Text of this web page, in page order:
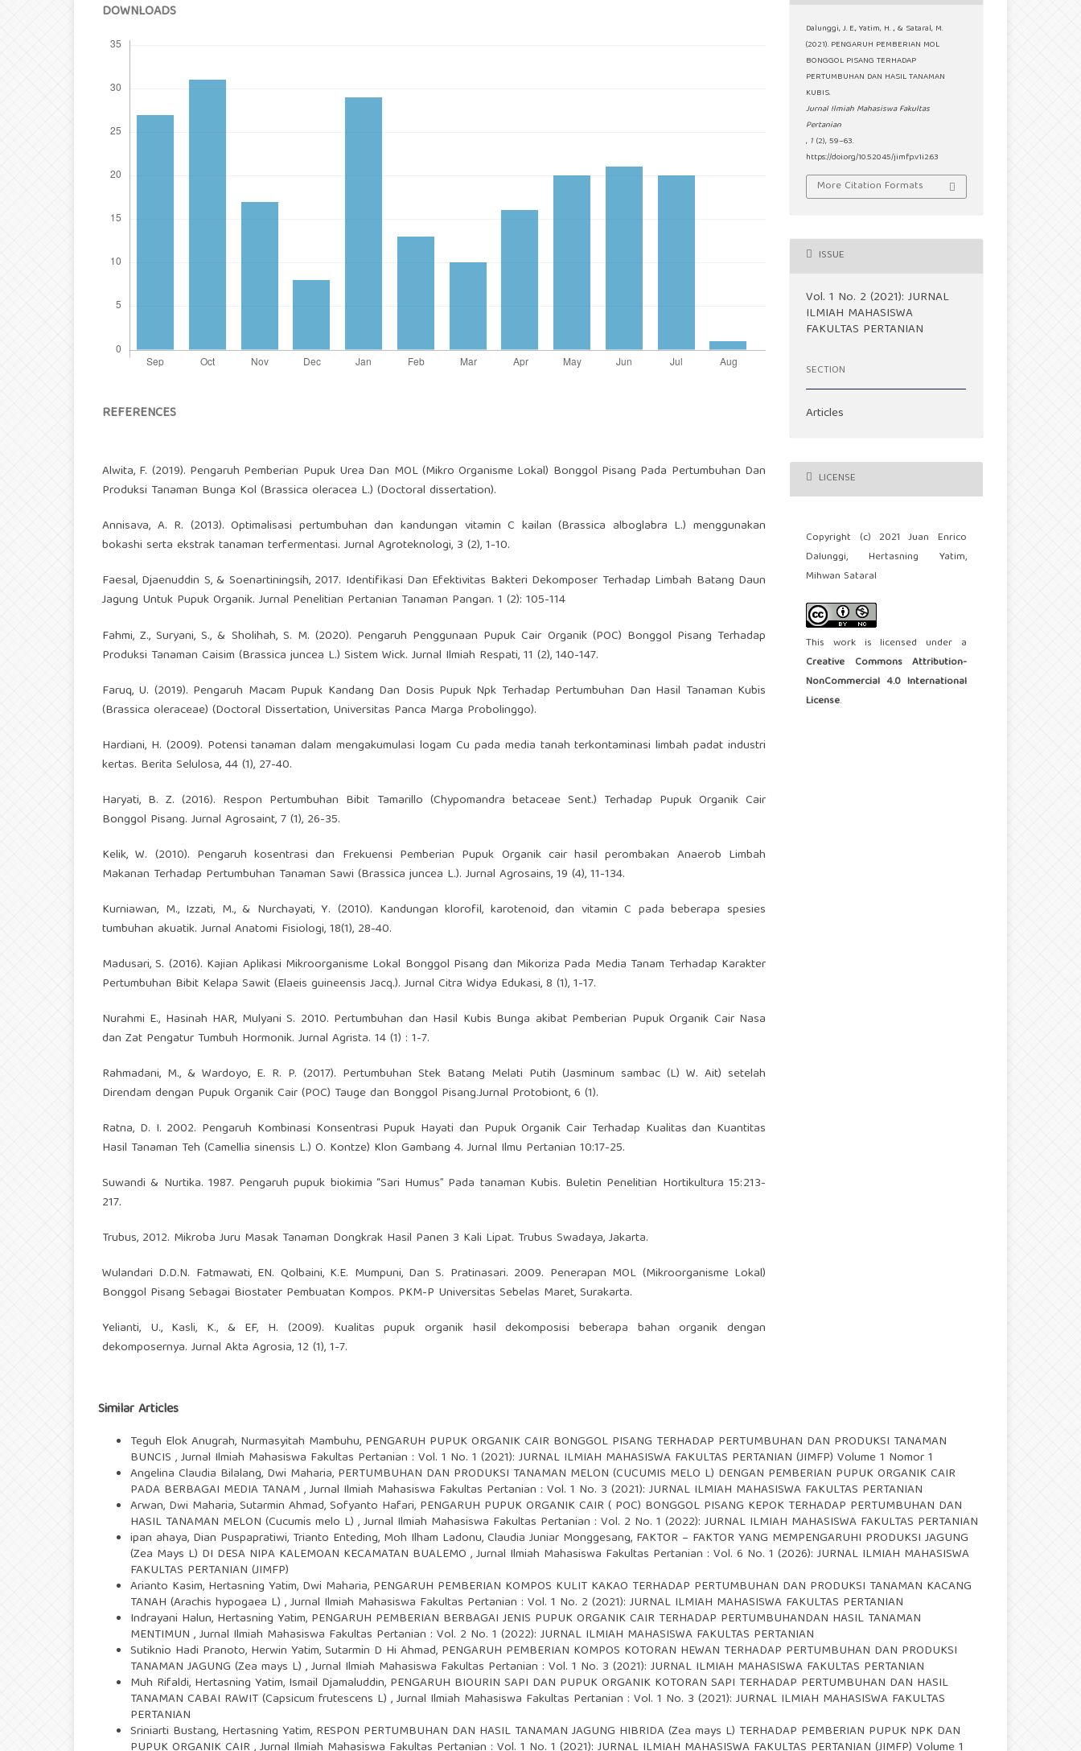
DOWNLOADS
REFERENCES
Alwita, F. (2019). Pengaruh Pemberian Pupuk Urea Dan MOL (Mikro Organisme Lokal) Bonggol Pisang Pada Pertumbuhan Dan
Produksi Tanaman Bunga Kol (Brassica oleracea L.) (Doctoral dissertation).
Annisava, A. R. (2013). Optimalisasi pertumbuhan dan kandungan vitamin C kailan (Brassica alboglabra L.) menggunakan
bokashi serta ekstrak tanaman terfermentasi. Jurnal Agroteknologi, 3 (2), 1-10.
Faesal, Djaenuddin S, & Soenartiningsih, 2017. Identifikasi Dan Efektivitas Bakteri Dekomposer Terhadap Limbah Batang Daun
Jagung Untuk Pupuk Organik. Jurnal Penelitian Pertanian Tanaman Pangan. 1 (2): 105-114
Fahmi, Z., Suryani, S., & Sholihah, S. M. (2020). Pengaruh Penggunaan Pupuk Cair Organik (POC) Bonggol Pisang Terhadap
Produksi Tanaman Caisim (Brassica juncea L.) Sistem Wick. Jurnal Ilmiah Respati, 11 (2), 140-147.
Faruq, U. (2019). Pengaruh Macam Pupuk Kandang Dan Dosis Pupuk Npk Terhadap Pertumbuhan Dan Hasil Tanaman Kubis
(Brassica oleraceae) (Doctoral Dissertation, Universitas Panca Marga Probolinggo).
Hardiani, H. (2009). Potensi tanaman dalam mengakumulasi logam Cu pada media tanah terkontaminasi limbah padat industri
kertas. Berita Selulosa, 44 (1), 27-40.
Haryati, B. Z. (2016). Respon Pertumbuhan Bibit Tamarillo (Chypomandra betaceae Sent.) Terhadap Pupuk Organik Cair
Bonggol Pisang. Jurnal Agrosaint, 7 (1), 26-35.
Kelik, W. (2010). Pengaruh kosentrasi dan Frekuensi Pemberian Pupuk Organik cair hasil perombakan Anaerob Limbah
Makanan Terhadap Pertumbuhan Tanaman Sawi (Brassica juncea L.). Jurnal Agrosains, 19 (4), 11-134.
Kurniawan, M., Izzati, M., & Nurchayati, Y. (2010). Kandungan klorofil, karotenoid, dan vitamin C pada beberapa spesies
tumbuhan akuatik. Jurnal Anatomi Fisiologi, 18(1), 28-40.
Madusari, S. (2016). Kajian Aplikasi Mikroorganisme Lokal Bonggol Pisang dan Mikoriza Pada Media Tanam Terhadap Karakter
Pertumbuhan Bibit Kelapa Sawit (Elaeis guineensis Jacq.). Jurnal Citra Widya Edukasi, 8 (1), 1-17.
Nurahmi E., Hasinah HAR, Mulyani S. 2010. Pertumbuhan dan Hasil Kubis Bunga akibat Pemberian Pupuk Organik Cair Nasa
dan Zat Pengatur Tumbuh Hormonik. Jurnal Agrista. 14 (1) : 1-7.
Rahmadani, M., & Wardoyo, E. R. P. (2017). Pertumbuhan Stek Batang Melati Putih (Jasminum sambac (L) W. Ait) setelah
Direndam dengan Pupuk Organik Cair (POC) Tauge dan Bonggol Pisang.Jurnal Protobiont, 6 (1).
Ratna, D. I. 2002. Pengaruh Kombinasi Konsentrasi Pupuk Hayati dan Pupuk Organik Cair Terhadap Kualitas dan Kuantitas
Hasil Tanaman Teh (Camellia sinensis L.) O. Kontze) Klon Gambang 4. Jurnal Ilmu Pertanian 10:17-25.
Suwandi & Nurtika. 1987. Pengaruh pupuk biokimia “Sari Humus” Pada tanaman Kubis. Buletin Penelitian Hortikultura 15:213-
217.
Trubus, 2012. Mikroba Juru Masak Tanaman Dongkrak Hasil Panen 3 Kali Lipat. Trubus Swadaya, Jakarta.
Wulandari D.D.N. Fatmawati, EN. Qolbaini, K.E. Mumpuni, Dan S. Pratinasari. 2009. Penerapan MOL (Mikroorganisme Lokal)
Bonggol Pisang Sebagai Biostater Pembuatan Kompos. PKM-P Universitas Sebelas Maret, Surakarta.
Yelianti, U., Kasli, K., & EF, H. (2009). Kualitas pupuk organik hasil dekomposisi beberapa bahan organik dengan
dekomposernya. Jurnal Akta Agrosia, 12 (1), 1-7.
Dalunggi, J. E., Yatim, H. ., & Sataral, M.
(2021). PENGARUH PEMBERIAN MOL
BONGGOL PISANG TERHADAP
PERTUMBUHAN DAN HASIL TANAMAN
KUBIS.
Jurnal Ilmiah Mahasiswa Fakultas
Pertanian
, 1 (2), 59–63.
https://doi.org/10.52045/jimfp.v1i2.63
More Citation Formats
ISSUE
Vol. 1 No. 2 (2021): JURNAL
ILMIAH MAHASISWA
FAKULTAS PERTANIAN
SECTION
Articles
LICENSE
Copyright (c) 2021 Juan Enrico
Dalunggi, Hertasning Yatim,
Mihwan Sataral
This work is licensed under a
Creative Commons Attribution-
NonCommercial 4.0 International
License.
Similar Articles
Teguh Elok Anugrah, Nurmasyitah Mambuhu, PENGARUH PUPUK ORGANIK CAIR BONGGOL PISANG TERHADAP PERTUMBUHAN DAN PRODUKSI TANAMAN
BUNCIS ,Jurnal Ilmiah Mahasiswa Fakultas Pertanian : Vol. 1 No. 1 (2021): JURNAL ILMIAH MAHASISWA FAKULTAS PERTANIAN (JIMFP) Volume 1 Nomor 1
Angelina Claudia Bilalang, Dwi Maharia, PERTUMBUHAN DAN PRODUKSI TANAMAN MELON (CUCUMIS MELO L) DENGAN PEMBERIAN PUPUK ORGANIK CAIR
PADA BERBAGAI MEDIA TANAM,Jurnal Ilmiah Mahasiswa Fakultas Pertanian : Vol. 1 No. 3 (2021): JURNAL ILMIAH MAHASISWA FAKULTAS PERTANIAN
Arwan, Dwi Maharia, Sutarmin Ahmad, Sofyanto Hafari, PENGARUH PUPUK ORGANIK CAIR ( POC) BONGGOL PISANG KEPOK TERHADAP PERTUMBUHAN DAN
HASIL TANAMAN MELON (Cucumis melo L) ,Jurnal Ilmiah Mahasiswa Fakultas Pertanian : Vol. 2 No. 1 (2022): JURNAL ILMIAH MAHASISWA FAKULTAS PERTANIAN
ipan ahaya, Dian Puspapratiwi, Trianto Enteding, Moh Ilham Ladonu, Claudia Juniar Monggesang, FAKTOR – FAKTOR YANG MEMPENGARUHI PRODUKSI JAGUNG
(Zea Mays L) DI DESA NIPA KALEMOAN KECAMATAN BUALEMO ,Jurnal Ilmiah Mahasiswa Fakultas Pertanian : Vol. 6 No. 1 (2026): JURNAL ILMIAH MAHASISWA
FAKULTAS PERTANIAN (JIMFP)
Arianto Kasim, Hertasning Yatim, Dwi Maharia, PENGARUH PEMBERIAN KOMPOS KULIT KAKAO TERHADAP PERTUMBUHAN DAN PRODUKSI TANAMAN KACANG
TANAH (Arachis hypogaea L) ,Jurnal Ilmiah Mahasiswa Fakultas Pertanian : Vol. 1 No. 2 (2021): JURNAL ILMIAH MAHASISWA FAKULTAS PERTANIAN
Indrayani Halun, Hertasning Yatim, PENGARUH PEMBERIAN BERBAGAI JENIS PUPUK ORGANIK CAIR TERHADAP PERTUMBUHANDAN HASIL TANAMAN
MENTIMUN ,Jurnal Ilmiah Mahasiswa Fakultas Pertanian : Vol. 2 No. 1 (2022): JURNAL ILMIAH MAHASISWA FAKULTAS PERTANIAN
Sutiknio Hadi Pranoto, Herwin Yatim, Sutarmin D Hi Ahmad, PENGARUH PEMBERIAN KOMPOS KOTORAN HEWAN TERHADAP PERTUMBUHAN DAN PRODUKSI
TANAMAN JAGUNG (Zea mays L) ,Jurnal Ilmiah Mahasiswa Fakultas Pertanian : Vol. 1 No. 3 (2021): JURNAL ILMIAH MAHASISWA FAKULTAS PERTANIAN
Muh Rifaldi, Hertasning Yatim, Ismail Djamaluddin, PENGARUH BIOURIN SAPI DAN PUPUK ORGANIK KOTORAN SAPI TERHADAP PERTUMBUHAN DAN HASIL
TANAMAN CABAI RAWIT (Capsicum frutescens L) ,Jurnal Ilmiah Mahasiswa Fakultas Pertanian : Vol. 1 No. 3 (2021): JURNAL ILMIAH MAHASISWA FAKULTAS
PERTANIAN
Sriniarti Bustang, Hertasning Yatim, RESPON PERTUMBUHAN DAN HASIL TANAMAN JAGUNG HIBRIDA (Zea mays L) TERHADAP PEMBERIAN PUPUK NPK DAN